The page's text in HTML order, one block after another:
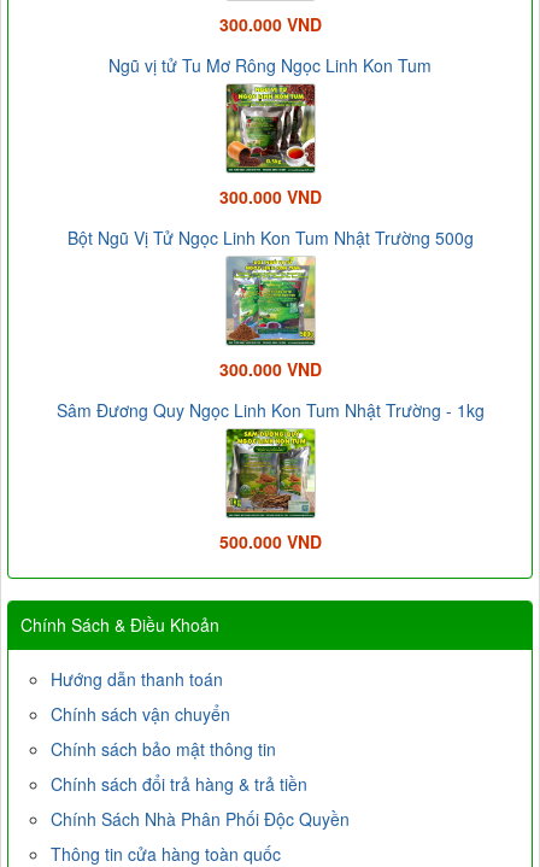
300.000 VND
Ngũ vị tử Tu Mơ Rông Ngọc Linh Kon Tum
300.000 VND
Bột Ngũ Vị Tử Ngọc Linh Kon Tum Nhật Trường 500g
300.000 VND
Sâm Đương Quy Ngọc Linh Kon Tum Nhật Trường - 1kg
500.000 VND
Chính Sách & Điều Khoản
Hướng dẫn thanh toán
Chính sách vận chuyển
Chính sách bảo mật thông tin
Chính sách đổi trả hàng & trả tiền
Chính Sách Nhà Phân Phối Độc Quyền
Thông tin cửa hàng toàn quốc